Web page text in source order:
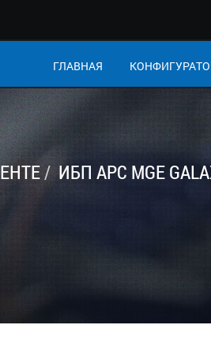
ГЛАВНАЯ
ИБП APC MGE